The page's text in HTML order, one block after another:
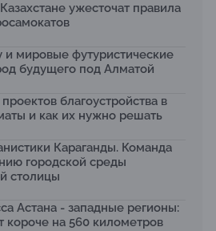
ужесточат правила
и мировые футуристические
будущего под Алматой
благоустройства в
и как их нужно решать
Караганды. Команда
городской среды
столицы
Астана - западные регионы:
короче на 560 километров